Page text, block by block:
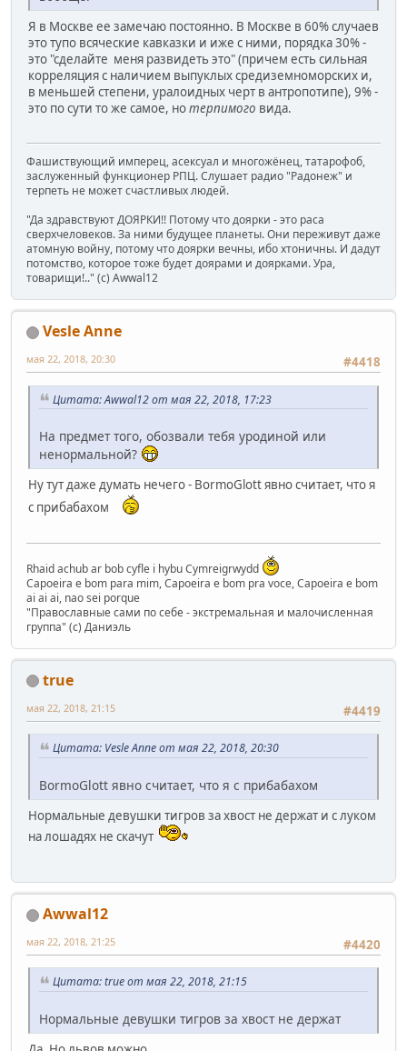
Я в Москве ее замечаю постоянно. В Москве в 60% случаев
это тупо всяческие кавказки и иже с ними, порядка 30% -
это "сделайте меня развидеть это" (причем есть сильная
корреляция с наличием выпуклых средиземноморских и,
в меньшей степени, уралоидных черт в антропотипе), 9% -
это по сути то же самое, нотерпимого вида.
Фашиствующий имперец, асексуал и многожёнец, татарофоб,
заслуженный функционер РПЦ. Слушает радио "Радонеж" и
терпеть не может счастливых людей.
"Да здравствуют ДОЯРКИ!! Потому что доярки - это раса
сверхчеловеков. За ними будущее планеты. Они переживут даже
атомную войну, потому что доярки вечны, ибо хтоничны. И дадут
потомство, которое тоже будет доярами и доярками. Ура,
товарищи!.." (c) Awwal12
Vesle Anne
#4418
мая 22, 2018, 20:30
Цитата: Awwal12 от мая 22, 2018, 17:23
На предмет того, обозвали тебя уродиной или
ненормальной?
Ну тут даже думать нечего - BormoGlott явно считает, что я
с прибабахом
Rhaid achub ar bob cyfle i hybu Cymreigrwydd
Capoeira e bom para mim, Capoeira e bom pra voce, Capoeira e bom
ai ai ai, nao sei porque
"Православные сами по себе - экстремальная и малочисленная
группа" (с) Даниэль
true
#4419
мая 22, 2018, 21:15
Цитата: Vesle Anne от мая 22, 2018, 20:30
BormoGlott явно считает, что я с прибабахом
Нормальные девушки тигров за хвост не держат и с луком
на лошадях не скачут
Awwal12
#4420
мая 22, 2018, 21:25
Цитата: true от мая 22, 2018, 21:15
Нормальные девушки тигров за хвост не держат